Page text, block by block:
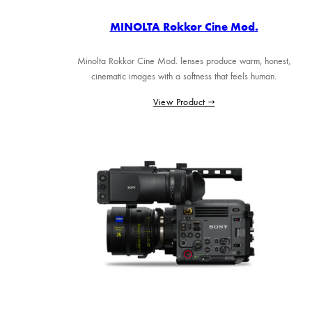
MINOLTA Rokkor Cine Mod.
Minolta Rokkor Cine Mod. lenses produce warm, honest,
cinematic images with a softness that feels human.
View Product →